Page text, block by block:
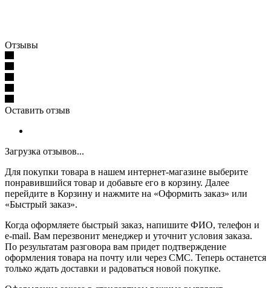
Отзывы
Оставить отзыв
Загрузка отзывов...
Для покупки товара в нашем интернет-магазине выберите
понравившийся товар и добавьте его в корзину. Далее
перейдите в Корзину и нажмите на «Оформить заказ» или
«Быстрый заказ».
Когда оформляете быстрый заказ, напишите ФИО, телефон и
e-mail. Вам перезвонит менеджер и уточнит условия заказа.
По результатам разговора вам придет подтверждение
оформления товара на почту или через СМС. Теперь останется
только ждать доставки и радоваться новой покупке.